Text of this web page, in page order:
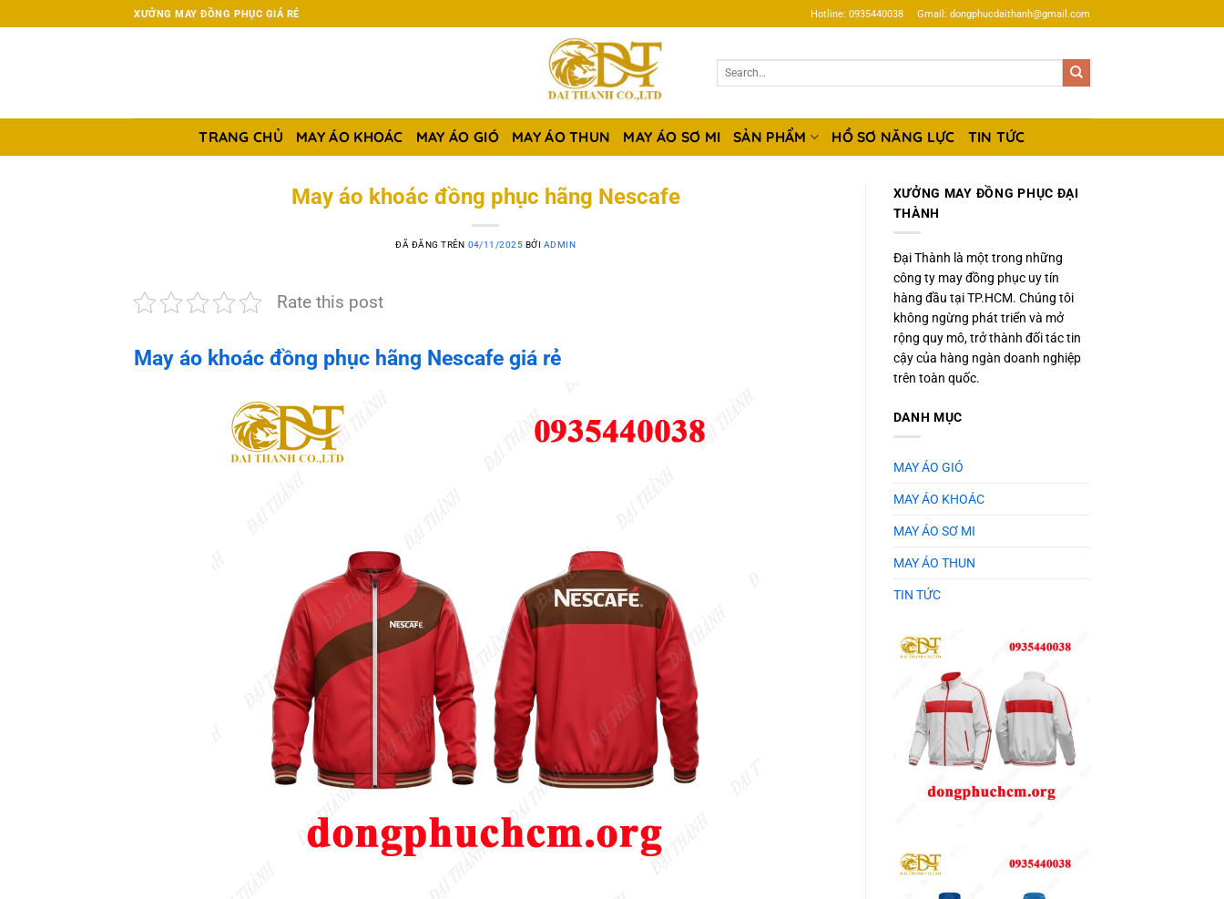
đến
XƯỞNG MAY ĐỒNG PHỤC GIÁ RẺ Hotline: 0935440038 Gmail: dongphucdaithanh@gmail.com
TRANG CHỦ MAY ÁO KHOÁC MAY ÁO GIÓ MAY ÁO THUN MAY ÁO SƠ MI SẢN PHẨM HỒ SƠ NĂNG LỰC TIN TỨC
May áo khoác đồng phục hãng Nescafe
ĐÃ ĐĂNG TRÊN 04/11/2025 BỞI ADMIN
Rate this post
May áo khoác đồng phục hãng Nescafe giá rẻ
XƯỞNG MAY ĐỒNG PHỤC ĐẠI
THÀNH
Đại Thành là một trong những
công ty may đồng phục uy tín
hàng đầu tại TP.HCM. Chúng tôi
không ngừng phát triển và mở
rộng quy mô, trở thành đối tác tin
cậy của hàng ngàn doanh nghiệp
trên toàn quốc.
DANH MỤC
MAY ÁO GIÓ
MAY ÁO KHOÁC
MAY ÁO SƠ MI
MAY ÁO THUN
TIN TỨC